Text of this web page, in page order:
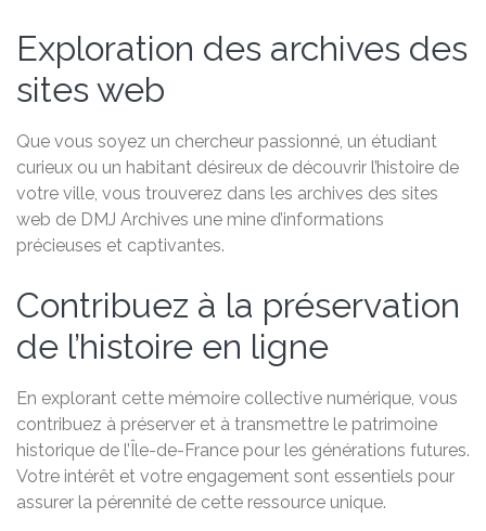
Exploration des archives des
sites web
Que vous soyez un chercheur passionné, un étudiant
curieux ou un habitant désireux de découvrir l’histoire de
votre ville, vous trouverez dans les archives des sites
web de DMJ Archives une mine d’informations
précieuses et captivantes.
Contribuez à la préservation
de l’histoire en ligne
En explorant cette mémoire collective numérique, vous
contribuez à préserver et à transmettre le patrimoine
historique de l’Île-de-France pour les générations futures.
Votre intérêt et votre engagement sont essentiels pour
assurer la pérennité de cette ressource unique.